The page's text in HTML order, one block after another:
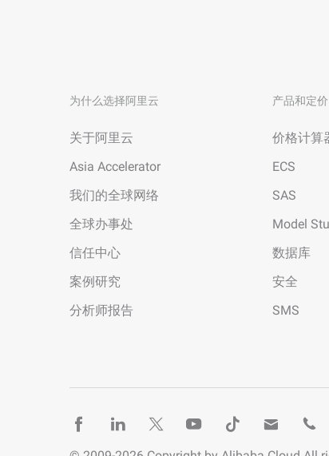
为什么选择阿里云
关于阿里云
Asia Accelerator
我们的全球网络
全球办事处
信任中心
案例研究
分析师报告
产品和定价
价格计算
ECS
SAS
Model
数据库
安全
SMS